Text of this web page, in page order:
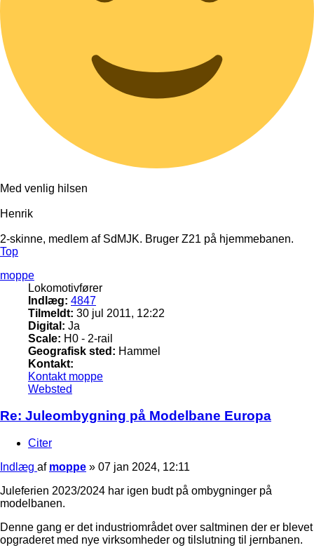
Med venlig hilsen
Henrik
2-skinne, medlem af SdMJK. Bruger Z21 på hjemmebanen.
Top
moppe
Lokomotivfører
Indlæg: 4847
Tilmeldt: 30 jul 2011, 12:22
Digital: Ja
Scale: H0 - 2-rail
Geografisk sted: Hammel
Kontakt:
Kontakt moppe
Websted
Re: Juleombygning på Modelbane Europa
Citer
Indlæg af moppe » 07 jan 2024, 12:11
Juleferien 2023/2024 har igen budt på ombygninger på
modelbanen.
Denne gang er det industriområdet over saltminen der er blevet
opgraderet med nye virksomheder og tilslutning til jernbanen.